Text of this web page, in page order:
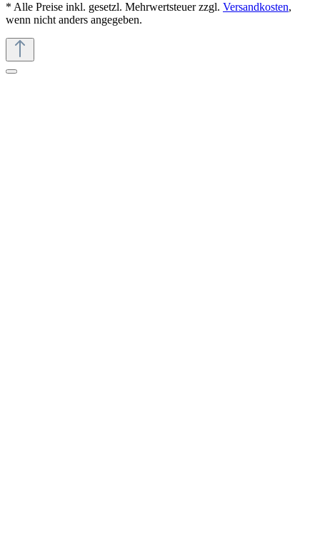
* Alle Preise inkl. gesetzl. Mehrwertsteuer zzgl. Versandkosten,
wenn nicht anders angegeben.